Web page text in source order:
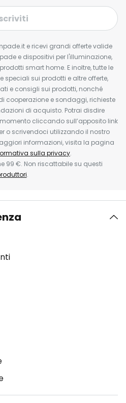
e ricevi grandi offerte valide
e dispositivi per l'illuminazione,
smart home. E inoltre, tutte le
speciali sui prodotti e altre offerte,
e consigli sui prodotti, nonché
cooperazione e sondaggi, richieste
di acquisto. Potrai disdire
cliccando sull’apposito link
o scrivendoci utilizzando il nostro
informazioni, visita la pagina
sulla privacy.
99 €. Non riscattabile su questi
.